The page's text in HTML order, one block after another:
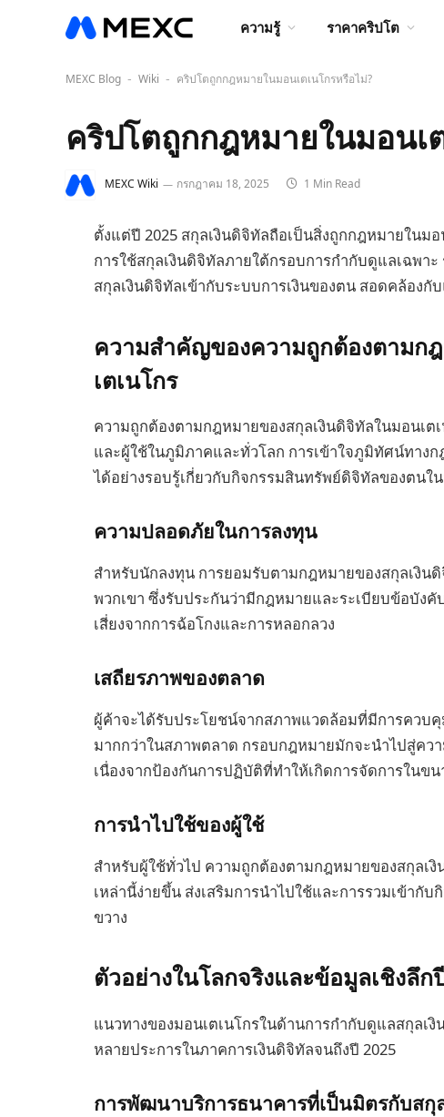
ความรู้ ราคาคริปโต
MEXC Blog - Wiki - คริปโตถูกกฎหมายในมอนเตเนโกรหรือไม่?
คริปโตถูกกฎหมายในมอนเ
MEXC Wiki กรกฎาคม 18, 2025 1 Min Read
ตั้งแต่ปี 2025 สกุลเงินดิจิทัลถือเป็นสิ่งถูกกฎหมายในม
การใช้สกุลเงินดิจิทัลภายใต้กรอบการกำกับดูแลเฉพา
สกุลเงินดิจิทัลเข้ากับระบบการเงินของตน สอดคล้อง
ความสำคัญของความถูกต้องตามก
เตเนโกร
ความถูกต้องตามกฎหมายของสกุลเงินดิจิทัลในมอนเ
และผู้ใช้ในภูมิภาคและทั่วโลก การเข้าใจภูมิทัศน์ทาง
ได้อย่างรอบรู้เกี่ยวกับกิจกรรมสินทรัพย์ดิจิทัลของตนใ
ความปลอดภัยในการลงทุน
สำหรับนักลงทุน การยอมรับตามกฎหมายของสกุลเงิ
พวกเขา ซึ่งรับประกันว่ามีกฎหมายและระเบียบข้อบัง
เสี่ยงจากการฉ้อโกงและการหลอกลวง
เสถียรภาพของตลาด
ผู้ค้าจะได้รับประโยชน์จากสภาพแวดล้อมที่มีการควบ
มากกว่าในสภาพตลาด กรอบกฎหมายมักจะนำไปสู่คว
เนื่องจากป้องกันการปฏิบัติที่ทำให้เกิดการจัดการในข
การนำไปใช้ของผู้ใช้
สำหรับผู้ใช้ทั่วไป ความถูกต้องตามกฎหมายของสกุลเ
เหล่านี้ง่ายขึ้น ส่งเสริมการนำไปใช้และการรวมเข้ากั
ขวาง
ตัวอย่างในโลกจริงและข้อมูลเชิงลึก
แนวทางของมอนเตเนโกรในด้านการกำกับดูแลสกุล
หลายประการในภาคการเงินดิจิทัลจนถึงปี 2025
การพัฒนาบริการธนาคารที่เป็นมิตรกับสกุ